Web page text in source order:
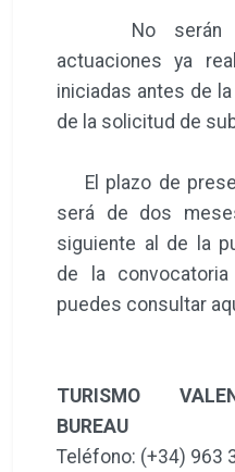
No serán
actuaciones ya
iniciadas antes de
de la solicitud de
El plazo de
será de dos
siguiente al de la
de la
puedes consultar
TURISMO
BUREAU
Teléfono: (+34) 963